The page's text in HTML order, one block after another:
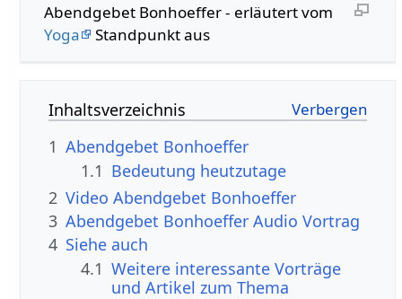
Abendgebet Bonhoeffer - erläutert vom
Yoga
Standpunkt aus
Inhaltsverzeichnis
1 Abendgebet Bonhoeffer
1.1 Bedeutung heutzutage
2 Video Abendgebet Bonhoeffer
3 Abendgebet Bonhoeffer Audio Vortrag
4 Siehe auch
4.1 Weitere interessante Vorträge
und Artikel zum Thema